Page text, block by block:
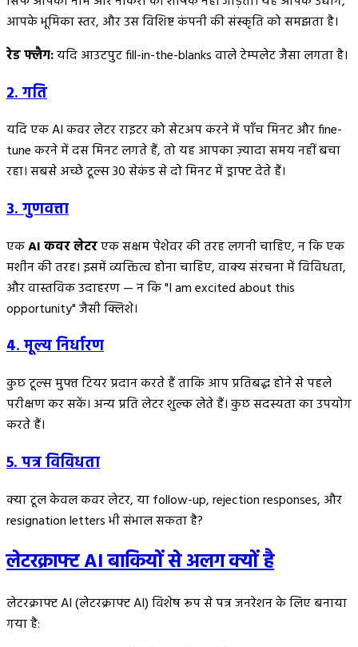
आपके भूमिका स्तर, और उस विशिष्ट कंपनी की संस्कृति को समझता है।
रेड फ्लैग:यदि आउटपुट fill-in-the-blanks वाले टेम्पलेट जैसा लगता है।
2. गति
यदि एक AI कवर लेटर राइटर को सेटअप करने में पाँच मिनट और fine-
tune करने में दस मिनट लगते हैं, तो यह आपका ज़्यादा समय नहीं बचा
रहा। सबसे अच्छे टूल्स 30 सेकंड से दो मिनट में ड्राफ्ट देते हैं।
3. गुणवत्ता
एकAI कवर लेटरएक सक्षम पेशेवर की तरह लगनी चाहिए, न कि एक
मशीन की तरह। इसमें व्यक्तित्व होना चाहिए, वाक्य संरचना में विविधता,
और वास्तविक उदाहरण — न कि "I am excited about this
opportunity" जैसी क्लिशे।
4. मूल्य निर्धारण
कुछ टूल्स मुफ्त टियर प्रदान करते हैं ताकि आप प्रतिबद्ध होने से पहले
परीक्षण कर सकें। अन्य प्रति लेटर शुल्क लेते हैं। कुछ सदस्यता का उपयोग
करते हैं।
5. पत्र विविधता
क्या टूल केवल कवर लेटर, या follow-up, rejection responses, और
resignation letters भी संभाल सकता है?
लेटरक्राफ्ट AI बाकियों से अलग क्यों है
लेटरक्राफ्ट AI (लेटरक्राफ्ट AI) विशेष रूप से पत्र जनरेशन के लिए बनाया
गया है: